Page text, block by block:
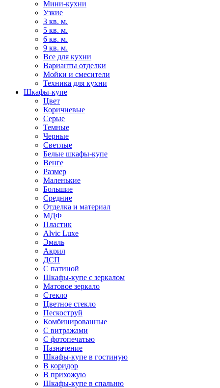
Мини-кухни
Узкие
3 кв. м.
5 кв. м.
6 кв. м.
9 кв. м.
Все для кухни
Варианты отделки
Мойки и смесители
Техника для кухни
Шкафы-купе
Цвет
Коричневые
Серые
Темные
Черные
Светлые
Белые шкафы-купе
Венге
Размер
Маленькие
Большие
Средние
Отделка и материал
МДФ
Пластик
Alvic Luxe
Эмаль
Акрил
ДСП
С патиной
Шкафы-купе с зеркалом
Матовое зеркало
Стекло
Цветное стекло
Пескоструй
Комбинированные
С витражами
С фотопечатью
Назначение
Шкафы-купе в гостиную
В коридор
В прихожую
Шкафы-купе в спальню